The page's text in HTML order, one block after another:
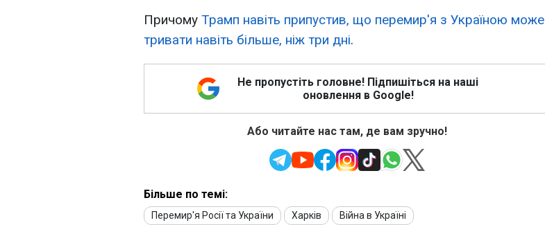
Причому Трамп навіть припустив, що перемир'я з Україною може
тривати навіть більше, ніж три дні.
Не пропустіть головне! Підпишіться на наші
оновлення в Google!
Або читайте нас там, де вам зручно!
Більше по темі:
Перемир'я Росії та України Харків Війна в Україні